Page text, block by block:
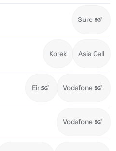
Sure
Korek Asia Cell
Eir Vodafone
Vodafone